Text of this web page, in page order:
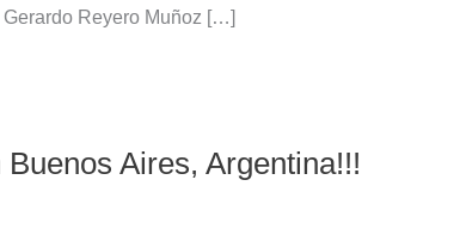
Reyero Muñoz […]
Aires, Argentina!!!